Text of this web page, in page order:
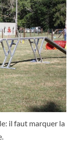
il faut marquer la